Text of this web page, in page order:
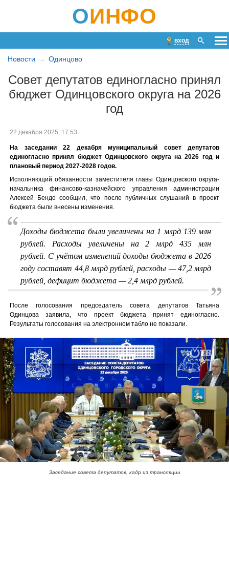
ОИНФО
вход
Новости Одинцово
Совет депутатов единогласно принял
бюджет Одинцовского округа на 2026
год
22 декабря 2025, 17:53
На заседании 22 декабря муниципальный совет депутатов
единогласно принял бюджет Одинцовского округа на 2026 год и
плановый период 2027-2028 годов.
Исполняющий обязанности заместителя главы Одинцовского округа-
начальника финансово-казначейского управления администрации
Алексей Бендо сообщил, что после публичных слушаний в проект
бюджета были внесены изменения.
Доходы бюджета были увеличены на 1 млрд 139 млн
рублей. Расходы увеличены на 2 млрд 435 млн
рублей. С учётом изменений доходы бюджета в 2026
году составят 44,8 млрд рублей, расходы — 47,2 млрд
рублей, дефицит бюджета — 2,4 млрд рублей.
После голосования председатель совета депутатов Татьяна
Одинцова заявила, что проект бюджета принят единогласно.
Результаты голосования на электронном табло не показали.
Заседание совета депутатов, кадр из трансляции